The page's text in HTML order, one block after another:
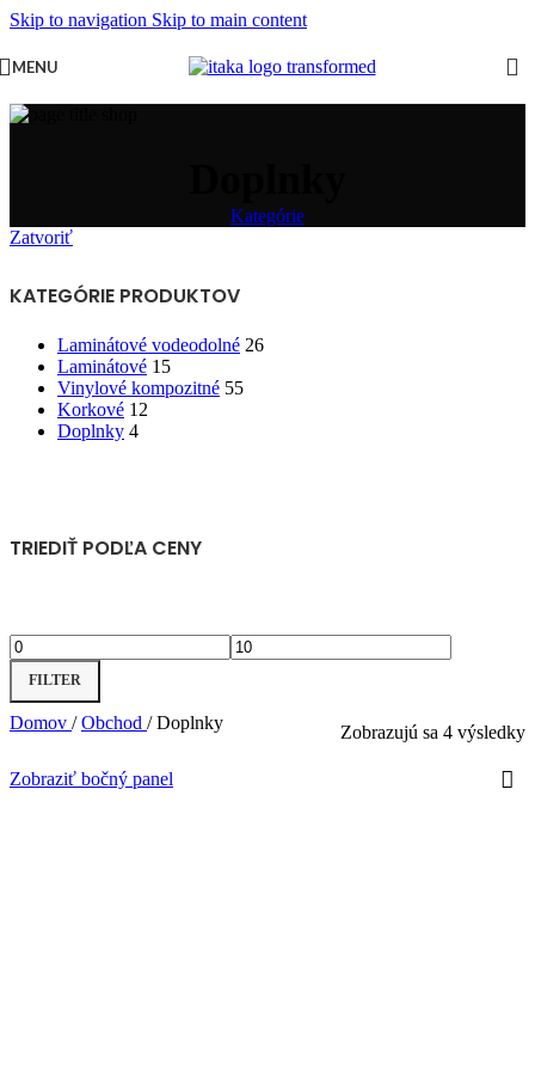
Skip to navigation Skip to main content
MENU
Kategórie
Zatvoriť
KATEGÓRIE PRODUKTOV
Laminátové vodeodolné 26
Laminátové 15
Vinylové kompozitné 55
Korkové 12
Doplnky 4
TRIEDIŤ PODĽA CENY
Minimálna
cena
Maximálna
cena
FILTER
Domov / Obchod / Doplnky Zobrazujú sa 4 výsledky
Zobraziť bočný panel